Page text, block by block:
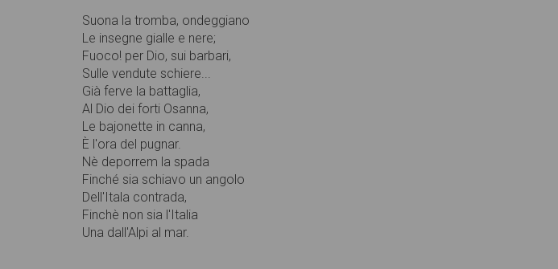
Suona la tromba, ondeggiano
Le insegne gialle e nere;
Fuoco! per Dio, sui barbari,
Sulle vendute schiere...
Già ferve la battaglia,
Al Dio dei forti Osanna,
Le bajonette in canna,
È l'ora del pugnar.
Nè deporrem la spada
Finché sia schiavo un angolo
Dell'Itala contrada,
Finchè non sia l'Italia
Una dall'Alpi al mar.